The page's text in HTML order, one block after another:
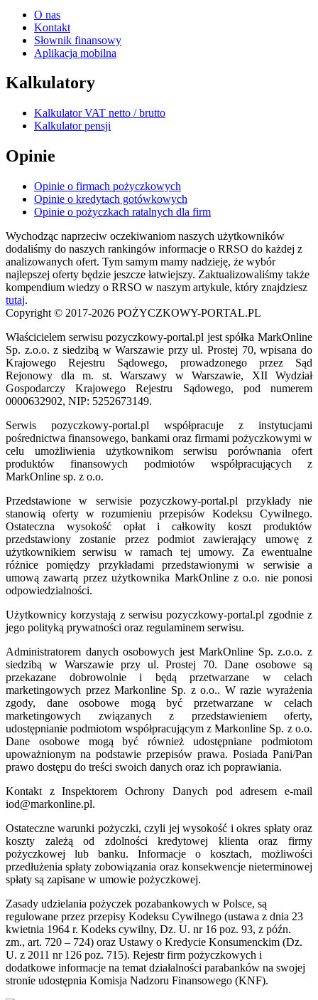
O nas
Kontakt
Słownik finansowy
Aplikacja mobilna
Kalkulatory
Kalkulator VAT netto / brutto
Kalkulator pensji
Opinie
Opinie o firmach pożyczkowych
Opinie o kredytach gotówkowych
Opinie o pożyczkach ratalnych dla firm
Wychodząc naprzeciw oczekiwaniom naszych użytkowników
dodaliśmy do naszych rankingów informacje o RRSO do każdej z
analizowanych ofert. Tym samym mamy nadzieję, że wybór
najlepszej oferty będzie jeszcze łatwiejszy. Zaktualizowaliśmy także
kompendium wiedzy o RRSO w naszym artykule, który znajdziesz
tutaj.
Copyright © 2017-2026 POŻYCZKOWY-PORTAL.PL
Właścicielem serwisu pozyczkowy-portal.pl jest spółka MarkOnline
Sp. z.o.o. z siedzibą w Warszawie przy ul. Prostej 70, wpisana do
Krajowego Rejestru Sądowego, prowadzonego przez Sąd
Rejonowy dla m. st. Warszawy w Warszawie, XII Wydział
Gospodarczy Krajowego Rejestru Sądowego, pod numerem
0000632902, NIP: 5252673149.
Serwis pozyczkowy-portal.pl współpracuje z instytucjami
pośrednictwa finansowego, bankami oraz firmami pożyczkowymi w
celu umożliwienia użytkownikom serwisu porównania ofert
produktów finansowych podmiotów współpracujących z
MarkOnline sp. z o.o.
Przedstawione w serwisie pozyczkowy-portal.pl przykłady nie
stanowią oferty w rozumieniu przepisów Kodeksu Cywilnego.
Ostateczna wysokość opłat i całkowity koszt produktów
przedstawiony zostanie przez podmiot zawierający umowę z
użytkownikiem serwisu w ramach tej umowy. Za ewentualne
różnice pomiędzy przykładami przedstawionymi w serwisie a
umową zawartą przez użytkownika MarkOnline z o.o. nie ponosi
odpowiedzialności.
Użytkownicy korzystają z serwisu pozyczkowy-portal.pl zgodnie z
jego polityką prywatności oraz regulaminem serwisu.
Administratorem danych osobowych jest MarkOnline Sp. z.o.o. z
siedzibą w Warszawie przy ul. Prostej 70. Dane osobowe są
przekazane dobrowolnie i będą przetwarzane w celach
marketingowych przez Markonline Sp. z o.o.. W razie wyrażenia
zgody, dane osobowe mogą być przetwarzane w celach
marketingowych związanych z przedstawieniem oferty,
udostępnianie podmiotom współpracującym z Markonline Sp. z o.o.
Dane osobowe mogą być również udostępniane podmiotom
upoważnionym na podstawie przepisów prawa. Posiada Pani/Pan
prawo dostępu do treści swoich danych oraz ich poprawiania.
Kontakt z Inspektorem Ochrony Danych pod adresem e-mail
iod@markonline.pl.
Ostateczne warunki pożyczki, czyli jej wysokość i okres spłaty oraz
koszty zależą od zdolności kredytowej klienta oraz firmy
pożyczkowej lub banku. Informacje o kosztach, możliwości
przedłużenia spłaty zobowiązania oraz konsekwencje nieterminowej
spłaty są zapisane w umowie pożyczkowej.
Zasady udzielania pożyczek pozabankowych w Polsce, są
regulowane przez przepisy Kodeksu Cywilnego (ustawa z dnia 23
kwietnia 1964 r. Kodeks cywilny, Dz. U. nr 16 poz. 93, z późn.
zm., art. 720 – 724) oraz Ustawy o Kredycie Konsumenckim (Dz.
U. z 2011 nr 126 poz. 715). Rejestr firm pożyczkowych i
dodatkowe informacje na temat działalności parabanków na swojej
stronie udostępnia Komisja Nadzoru Finansowego (KNF).